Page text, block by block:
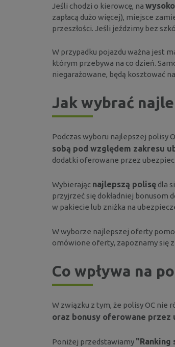
Jeśli chodzi o kierowcę, na
zapłacą dużo więcej), miejsce
przeszłości. Jeśli jeździmy bez
W przypadku pojazdu ważna jest
którym przebywa na co dzień.
niegarażowane, będą kosztować
Jak wybrać
Podczas wyboru najlepszej polisy
sobą pod względem zakresu
dodatki oferowane przez
Wybierając najlepszą polisę dla
przyjrzeć się dokładniej bonusom
w pakiecie lub zniżka na
W wyborze najlepszej oferty
omówione oferty, zapoznamy się
Co wpływa na
W związku z tym, że polisy OC nie
oraz bonusy oferowane przez
Poniżej przedstawiamy "Ranking